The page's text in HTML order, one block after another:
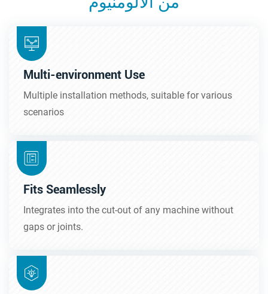
Multi-environment Use
Multiple installation methods, suitable for various
scenarios
Fits Seamlessly
Integrates into the cut-out of any machine without
gaps or joints.